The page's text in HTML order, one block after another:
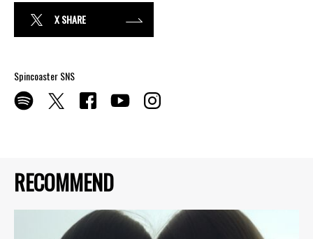
RECOMMEND
X SHARE
Spincoaster SNS